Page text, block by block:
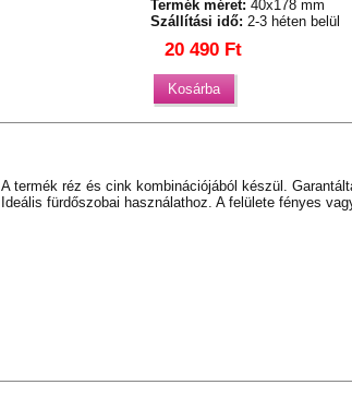
Termék méret: 40x178 mm
Szállítási idő: 2-3 héten belül
20 490 Ft
A termék réz és cink kombinációjából készül.
Ideális fürdőszobai használathoz. A felülete fényes